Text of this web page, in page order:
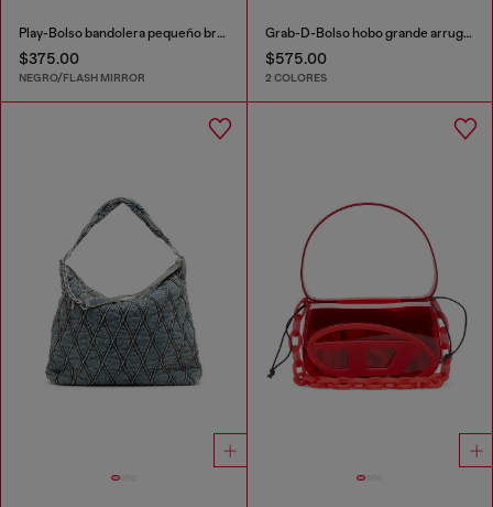
Play-Bolso bandolera pequeño brillante
$375.00
NEGRO/FLASH MIRROR
Grab-D-Bolso hobo grande arrugado
$575.00
2 COLORES